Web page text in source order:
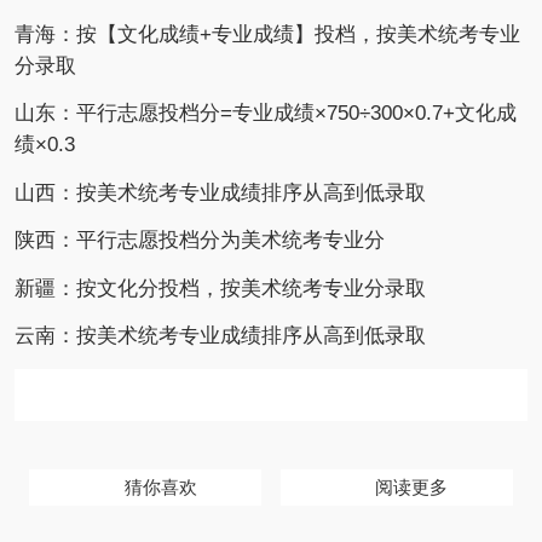
青海：按【文化成绩+专业成绩】投档，按美术统考专业
分录取
山东：平行志愿投档分=专业成绩×750÷300×0.7+文化成
绩×0.3
山西：按美术统考专业成绩排序从高到低录取
陕西：平行志愿投档分为美术统考专业分
新疆：按文化分投档，按美术统考专业分录取
云南：按美术统考专业成绩排序从高到低录取
猜你喜欢 阅读更多